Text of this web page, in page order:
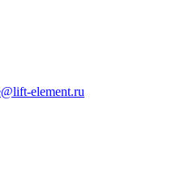
element.ru